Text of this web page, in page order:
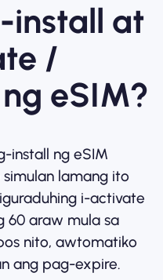
install at
/
eSIM?
install ng eSIM
lamang ito
i-activate
60 araw mula sa
nito, awtomatiko
ang pag-expire.